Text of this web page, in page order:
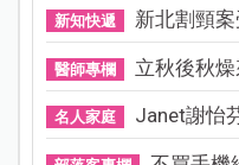
新知快遞 新北割頸
醫師專欄 立秋後秋
名人家庭 Janet謝怡